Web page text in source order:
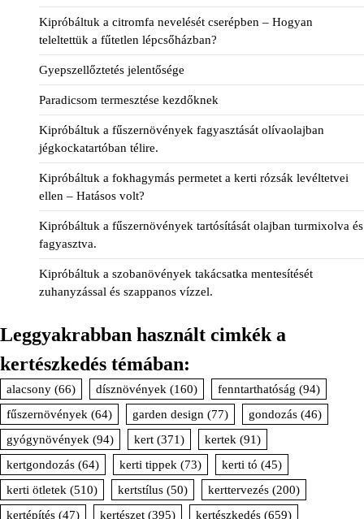
Kipróbáltuk a citromfa nevelését cserépben – Hogyan
teleltettük a fűtetlen lépcsőházban?
Gyepszellőztetés jelentősége
Paradicsom termesztése kezdőknek
Kipróbáltuk a fűszernövények fagyasztását olívaolajban
jégkockatartóban télire.
Kipróbáltuk a fokhagymás permetet a kerti rózsák levéltetvei
ellen – Hatásos volt?
Kipróbáltuk a fűszernövények tartósítását olajban turmixolva és
fagyasztva.
Kipróbáltuk a szobanövények takácsatka mentesítését
zuhanyzással és szappanos vízzel.
Leggyakrabban használt cimkék a
kertészkedés témában:
alacsony (66) dísznövények (160) fenntarthatóság (94)
fűszernövények (64) garden design (77) gondozás (46)
gyógynövények (94) kert (371) kertek (91)
kertgondozás (64) kerti tippek (73) kerti tó (45)
kerti ötletek (510) kertstílus (50) kerttervezés (200)
kertépítés (47) kertészet (395) kertészkedés (659)